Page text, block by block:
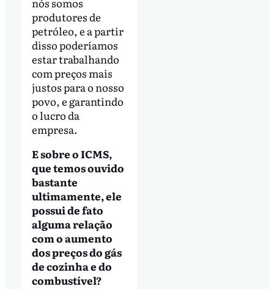
produtores de
petróleo, e a partir
disso poderíamos
estar trabalhando
com preços mais
justos para o nosso
povo, e garantindo
o lucro da
empresa.
E sobre o ICMS,
que temos ouvido
bastante
ultimamente, ele
possui de fato
alguma relação
com o aumento
dos preços do gás
de cozinha e do
combustível?